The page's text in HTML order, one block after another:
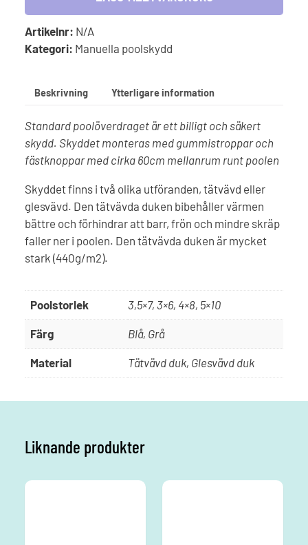
Artikelnr: N/A
Kategori: Manuella poolskydd
Beskrivning Ytterligare information
Standard poolöverdraget är ett billigt och säkert
skydd. Skyddet monteras med gummistroppar och
fästknoppar med cirka 60cm mellanrum runt poolen
Skyddet finns i två olika utföranden, tätvävd eller
glesvävd. Den tätvävda duken bibehåller värmen
bättre och förhindrar att barr, frön och mindre skräp
faller ner i poolen. Den tätvävda duken är mycket
stark (440g/m2).
Poolstorlek 3,5×7, 3×6, 4×8, 5×10
Färg Blå, Grå
Material Tätvävd duk, Glesvävd duk
Liknande produkter